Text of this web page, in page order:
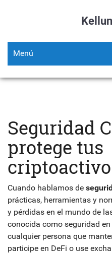
Menú
Seguridad
protege tus
Cuando hablamos de
prácticas, herramientas y
y pérdidas en el mundo de
conocida como seguridad
cualquier persona que
participe en DeFi o use